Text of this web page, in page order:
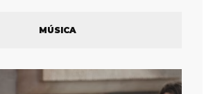
MÚSICA